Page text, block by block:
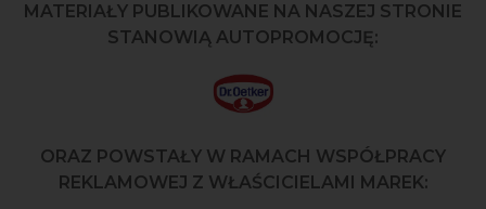
MATERIAŁY PUBLIKOWANE NA NASZEJ STRONIE
STANOWIĄ AUTOPROMOCJĘ:
ORAZ POWSTAŁY W RAMACH WSPÓŁPRACY
REKLAMOWEJ Z WŁAŚCICIELAMI MAREK: